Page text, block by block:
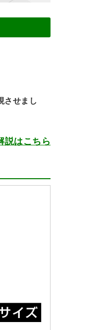
させまし
はこちら